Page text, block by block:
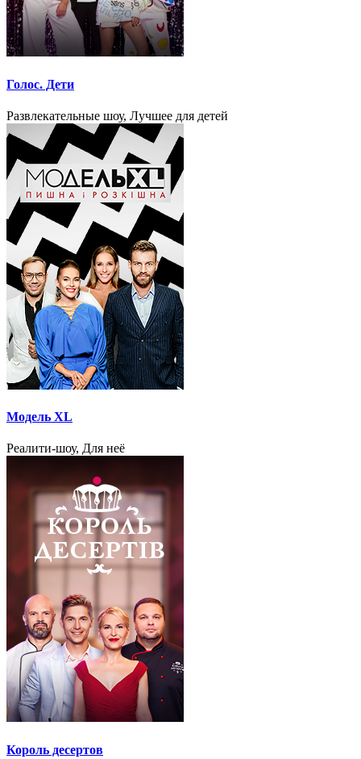
Голос. Дети
Развлекательные шоу, Лучшее для детей
Модель XL
Реалити-шоу, Для неё
Король десертов